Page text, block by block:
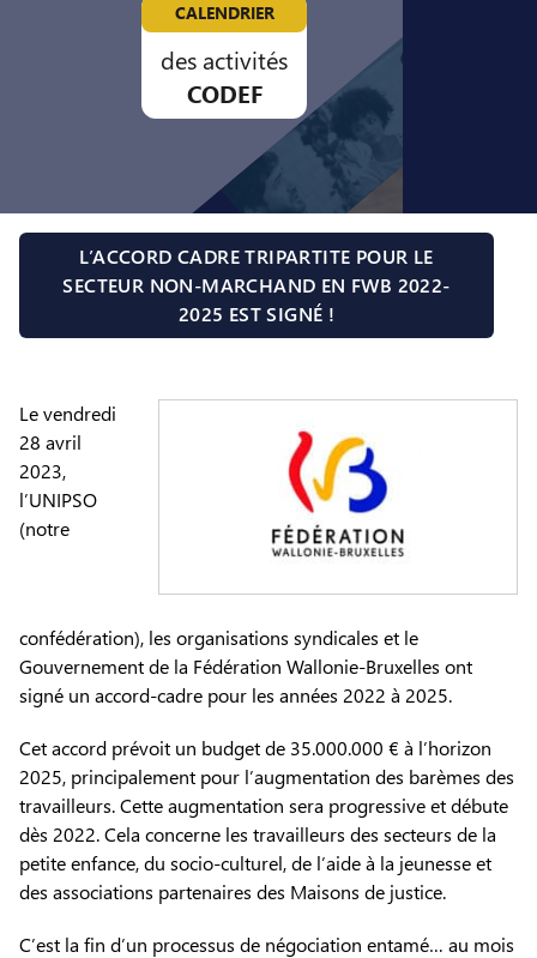
CALENDRIER
des activités
CODEF
L’ACCORD CADRE TRIPARTITE POUR LE
SECTEUR NON-MARCHAND EN FWB 2022-
2025 EST SIGNÉ !
Le vendredi
28 avril
2023,
l’UNIPSO
(notre
confédération), les organisations syndicales et le
Gouvernement de la Fédération Wallonie-Bruxelles ont
signé un accord-cadre pour les années 2022 à 2025.
Cet accord prévoit un budget de 35.000.000 € à l’horizon
2025, principalement pour l’augmentation des barèmes des
travailleurs. Cette augmentation sera progressive et débute
dès 2022. Cela concerne les travailleurs des secteurs de la
petite enfance, du socio-culturel, de l’aide à la jeunesse et
des associations partenaires des Maisons de justice.
C’est la fin d’un processus de négociation entamé… au mois